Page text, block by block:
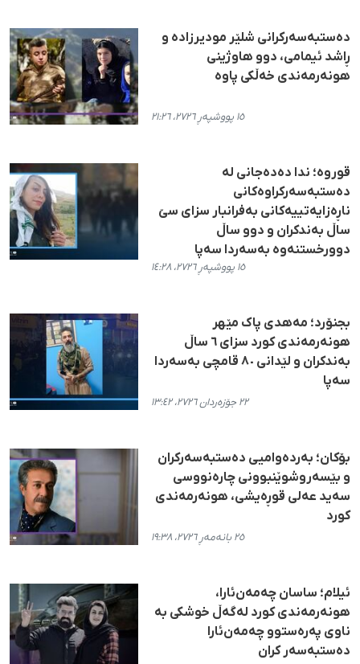
دەستبەسەرکرانی شلێر مودیرزادە و
ڕاشد ئیمامی، دوو هاوژینی
هونەرمەندی خەڵکی پاوە
١٥ پووشپەڕ ٢٧٢٦، ٢١:٢٦
قوروە؛ ندا دەدەجانی لە
دەستبەسەرکراوەکانی
ناڕەزایەتییەکانی بەفرانبار سزای سێ
ساڵ بەندکران و دوو ساڵ
دوورخستنەوە بەسەردا سەپا
١٥ پووشپەڕ ٢٧٢٦، ١٤:٢٨
بجنۆرد؛ مەهدی پاک مێهر
هونەرمەندی کورد سزای ٦ ساڵ
بەندکران و لێدانی ٨٠ قامچی بەسەردا
سەپا
٢٢ جۆزەردان ٢٧٢٦، ١٣:٤٢
بۆکان؛ بەردەوامیی دەستبەسەرکران
و بێسەروشوێنبوونی چارەنووسی
سەید عەلی قوڕەیشی، هونەرمەندی
کورد
٢٥ بانەمەڕ ٢٧٢٦، ١٩:٣٨
ئیلام؛ ساسان چەمەن‌ئارا،
هونەرمەندی کورد لەگەڵ خوشکی بە
ناوی پەرەستوو چەمەن‌ئارا
دەستبەسەر کران